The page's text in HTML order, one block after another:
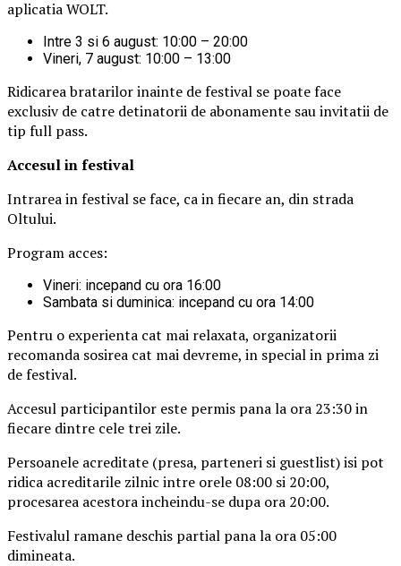
aplicatia WOLT.
Intre 3 si 6 august: 10:00 – 20:00
Vineri, 7 august: 10:00 – 13:00
Ridicarea bratarilor inainte de festival se poate face
exclusiv de catre detinatorii de abonamente sau invitatii de
tip full pass.
Accesul in festival
Intrarea in festival se face, ca in fiecare an, din strada
Oltului.
Program acces:
Vineri: incepand cu ora 16:00
Sambata si duminica: incepand cu ora 14:00
Pentru o experienta cat mai relaxata, organizatorii
recomanda sosirea cat mai devreme, in special in prima zi
de festival.
Accesul participantilor este permis pana la ora 23:30 in
fiecare dintre cele trei zile.
Persoanele acreditate (presa, parteneri si guestlist) isi pot
ridica acreditarile zilnic intre orele 08:00 si 20:00,
procesarea acestora incheindu-se dupa ora 20:00.
Festivalul ramane deschis partial pana la ora 05:00
dimineata.